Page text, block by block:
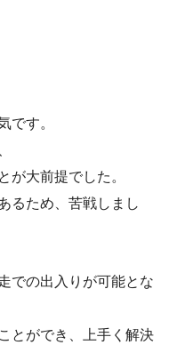
です。
が大前提でした。
るため、苦戦しまし
での出入りが可能とな
とができ、上手く解決